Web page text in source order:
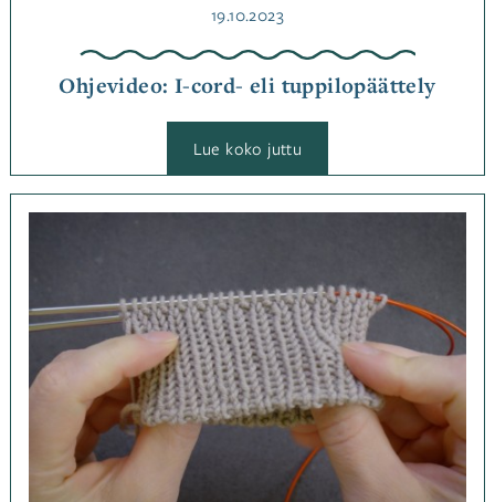
Ohjevideo: I-cord- eli tuppilopäättely
Julkaistu
19.10.2023
Lue koko juttu
I-
cord-
eli